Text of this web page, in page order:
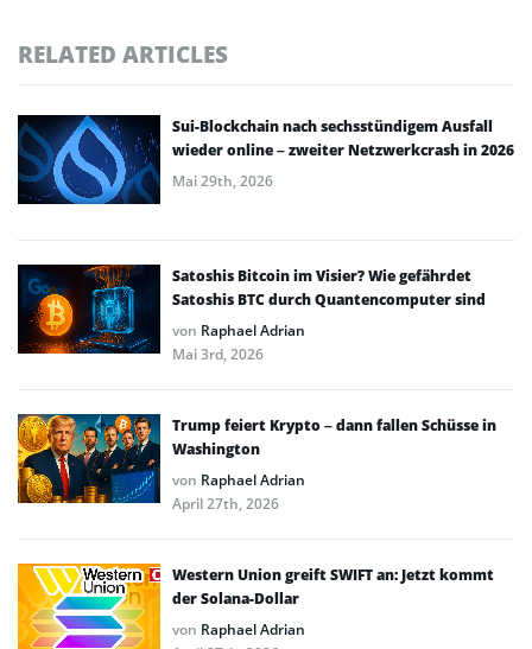
RELATED ARTICLES
Sui-Blockchain nach sechsstündigem Ausfall
wieder online – zweiter Netzwerkcrash in 2026
Mai 29th, 2026
Satoshis Bitcoin im Visier? Wie gefährdet
Satoshis BTC durch Quantencomputer sind
von Raphael Adrian
Mai 3rd, 2026
Trump feiert Krypto – dann fallen Schüsse in
Washington
von Raphael Adrian
April 27th, 2026
Western Union greift SWIFT an: Jetzt kommt
der Solana-Dollar
von Raphael Adrian